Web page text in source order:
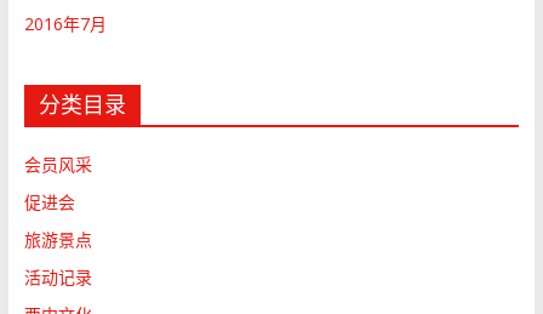
2016年7月
分类目录
会员风采
促进会
旅游景点
活动记录